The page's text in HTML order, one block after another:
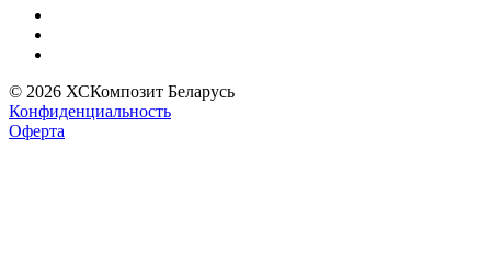
© 2026 ХСКомпозит Беларусь
Конфиденциальность
Оферта